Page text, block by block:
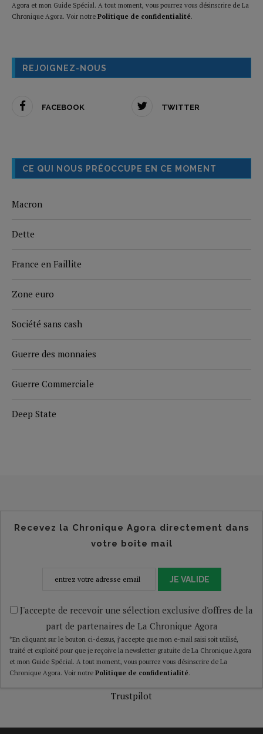
Agora et mon Guide Spécial. A tout moment, vous pourrez vous désinscrire de La
Chronique Agora. Voir notre Politique de confidentialité.
REJOIGNEZ-NOUS
FACEBOOK TWITTER
CE QUI NOUS PRÉOCCUPE EN CE MOMENT
Macron
Dette
France en Faillite
Zone euro
Société sans cash
Guerre des monnaies
Guerre Commerciale
Deep State
Recevez la Chronique Agora directement dans
votre boîte mail
JE VALIDE
J'accepte de recevoir une sélection exclusive d'offres de la
part de partenaires de La Chronique Agora
*En cliquant sur le bouton ci-dessus, j’accepte que mon e-mail saisi soit utilisé,
traité et exploité pour que je reçoive la newsletter gratuite de La Chronique Agora
et mon Guide Spécial. A tout moment, vous pourrez vous désinscrire de La
Chronique Agora. Voir notre Politique de confidentialité.
Trustpilot